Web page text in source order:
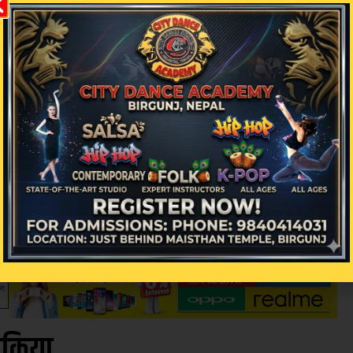
प्रमुखहरुको दरबन्दीले पूर्णता पाएपछि विभागले अझ
।
सरसफाइ व्यवस्थापन महाशाखामा उपमहानिर्देशक
उपमहानिर्देशक नारायणप्रसाद आचार्यलाई